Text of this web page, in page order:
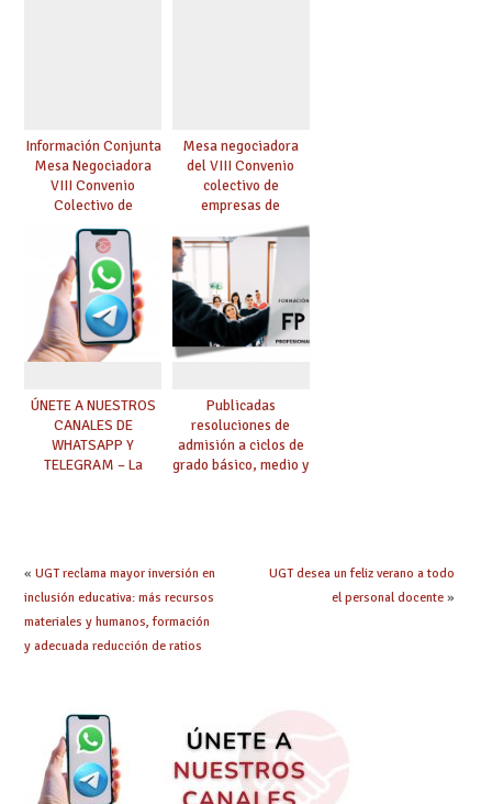
Información Conjunta
Mesa Negociadora
VIII Convenio
Colectivo de
Enseñanza
Concertada
Mesa negociadora
del VIII Convenio
colectivo de
empresas de
enseñanza privada
sostenidas total o
parcialmente con
fondos públicos
ÚNETE A NUESTROS
CANALES DE
WHATSAPP Y
TELEGRAM – La
Publicadas
resoluciones de
admisión a ciclos de
grado básico, medio y
« UGT reclama mayor inversión en
inclusión educativa: más recursos
materiales y humanos, formación
y adecuada reducción de ratios
UGT desea un feliz verano a todo
el personal docente»